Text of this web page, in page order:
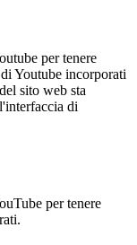
per tenere
Youtube incorporati
sito web sta
di
per tenere